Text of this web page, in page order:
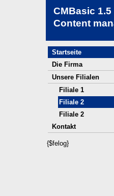
CMBasic 1.5
Content
Startseite
Die Firma
Unsere Filialen
Filiale 1
Filiale 2
Filiale 2
Kontakt
{$felog}